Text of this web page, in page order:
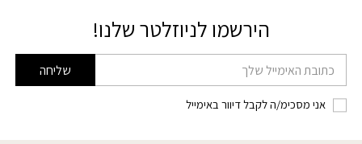
הירשמו לניוזלטר שלנו!
דוא׳׳ל שליחה
אני מסכימ/ה לקבל דיוור באימייל